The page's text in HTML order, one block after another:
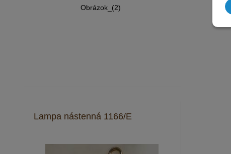
Obrázok_(2)
Lampa nástenná 1166/E